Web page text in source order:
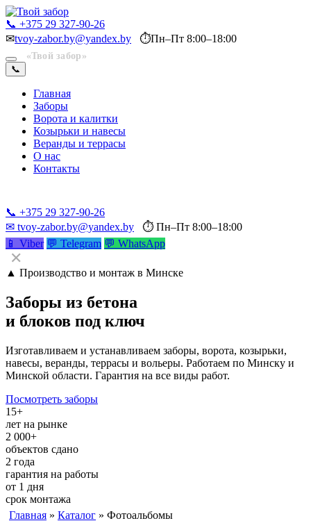
📞 +375 29 327-90-26
✉tvoy-zabor.by@yandex.by ⏱Пн–Пт 8:00–18:00
«Твой забор»
📞
Главная
Заборы
Ворота и калитки
Козырьки и навесы
Веранды и террасы
О нас
Контакты
📞 +375 29 327-90-26
✉ tvoy-zabor.by@yandex.by ⏱ Пн–Пт 8:00–18:00
📱 Viber 💬 Telegram 💬 WhatsApp
✕
▲ Производство и монтаж в Минске
Заборы из бетона
и блоков под ключ
Изготавливаем и устанавливаем заборы, ворота, козырьки,
навесы, веранды, террасы и вольеры. Работаем по Минску и
Минской области. Гарантия на все виды работ.
Посмотреть заборы
15+
лет на рынке
2 000+
объектов сдано
2 года
гарантия на работы
от 1 дня
срок монтажа
Главная » Каталог » Фотоальбомы